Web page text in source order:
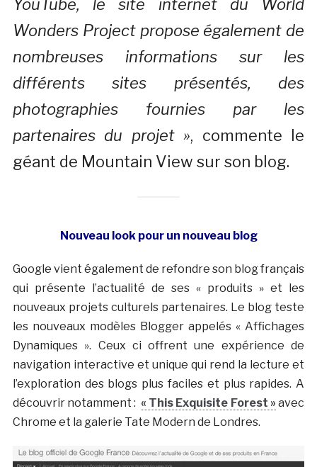
YouTube, le site internet du World
Wonders Project propose également de
nombreuses informations sur les
différents sites présentés, des
photographies fournies par les
partenaires du projet », commente le
géant de Mountain View sur son blog.
Nouveau look pour un nouveau blog
Google vient également de refondre son blog français
qui présente l’actualité de ses « produits » et les
nouveaux projets culturels partenaires. Le blog teste
les nouveaux modèles Blogger appelés « Affichages
Dynamiques ». Ceux ci offrent une expérience de
navigation interactive et unique qui rend la lecture et
l’exploration des blogs plus faciles et plus rapides. A
découvrir notamment : « This Exquisite Forest » avec
Chrome et la galerie Tate Modern de Londres.